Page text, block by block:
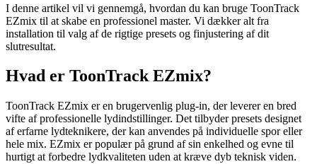
I denne artikel vil vi gennemgå, hvordan du kan bruge ToonTrack
EZmix til at skabe en professionel master. Vi dækker alt fra
installation til valg af de rigtige presets og finjustering af dit
slutresultat.
Hvad er ToonTrack EZmix?
ToonTrack EZmix er en brugervenlig plug-in, der leverer en bred
vifte af professionelle lydindstillinger. Det tilbyder presets designet
af erfarne lydteknikere, der kan anvendes på individuelle spor eller
hele mix. EZmix er populær på grund af sin enkelhed og evne til
hurtigt at forbedre lydkvaliteten uden at kræve dyb teknisk viden.